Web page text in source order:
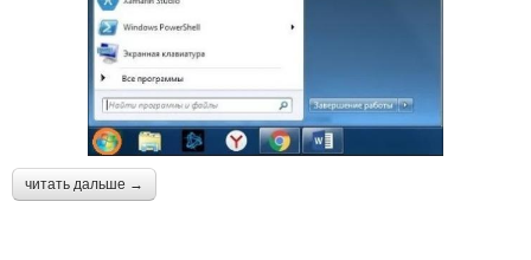
читать дальше →